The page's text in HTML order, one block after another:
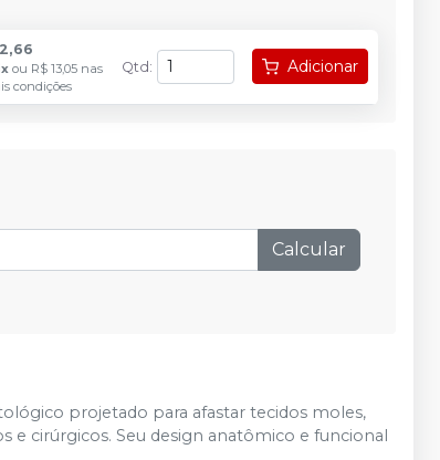
ou R$ 13,05 nas
condições
Qtd : Adicionar
Calcular
projetado para afastar tecidos moles,
cirúrgicos. Seu design anatômico e funcional